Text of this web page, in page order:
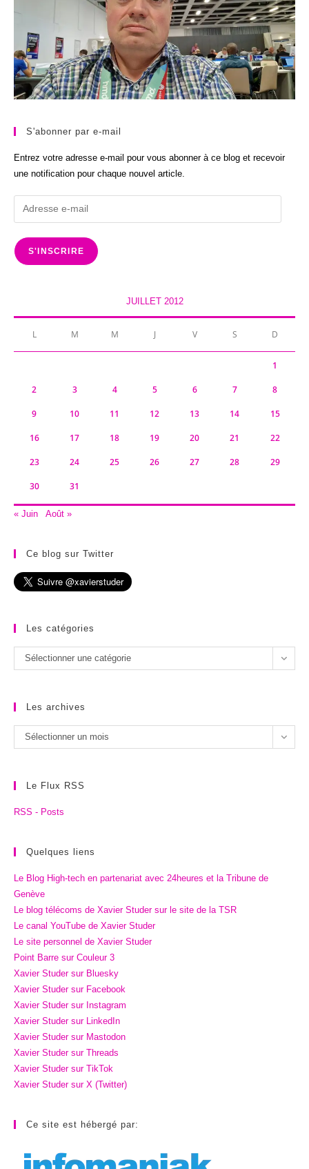
S'abonner par e-mail
Entrez votre adresse e-mail pour vous abonner à ce blog et recevoir
une notification pour chaque nouvel article.
Adresse
e-
mail
S'INSCRIRE
JUILLET 2012
L M M J V S D
1
2 3 4 5 6 7 8
9 10 11 12 13 14 15
16 17 18 19 20 21 22
23 24 25 26 27 28 29
30 31
« Juin Août »
Ce blog sur Twitter
Les catégories
Les
catégories
Sélectionner une catégorie
Les archives
Les
archives
Sélectionner un mois
Le Flux RSS
RSS - Posts
Quelques liens
Le Blog High-tech en partenariat avec 24heures et la Tribune de
Genève
Le blog télécoms de Xavier Studer sur le site de la TSR
Le canal YouTube de Xavier Studer
Le site personnel de Xavier Studer
Point Barre sur Couleur 3
Xavier Studer sur Bluesky
Xavier Studer sur Facebook
Xavier Studer sur Instagram
Xavier Studer sur LinkedIn
Xavier Studer sur Mastodon
Xavier Studer sur Threads
Xavier Studer sur TikTok
Xavier Studer sur X (Twitter)
Ce site est hébergé par: